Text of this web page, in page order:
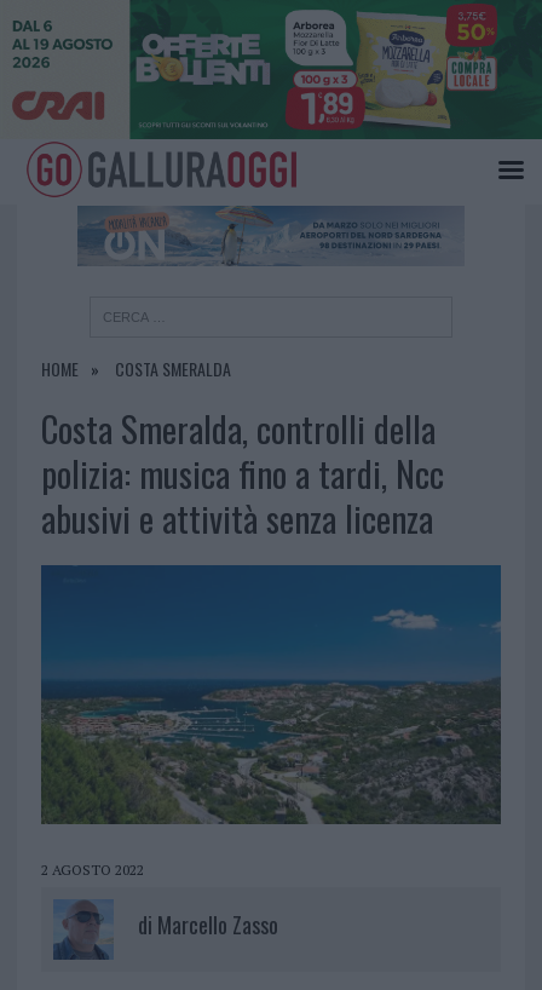
HOME COSTA SMERALDA
Costa Smeralda, controlli della
polizia: musica fino a tardi, Ncc
abusivi e attività senza licenza
2 AGOSTO 2022
di Marcello Zasso
×